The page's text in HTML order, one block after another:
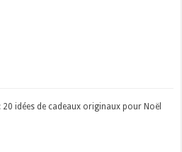
20 idées de cadeaux originaux pour Noël